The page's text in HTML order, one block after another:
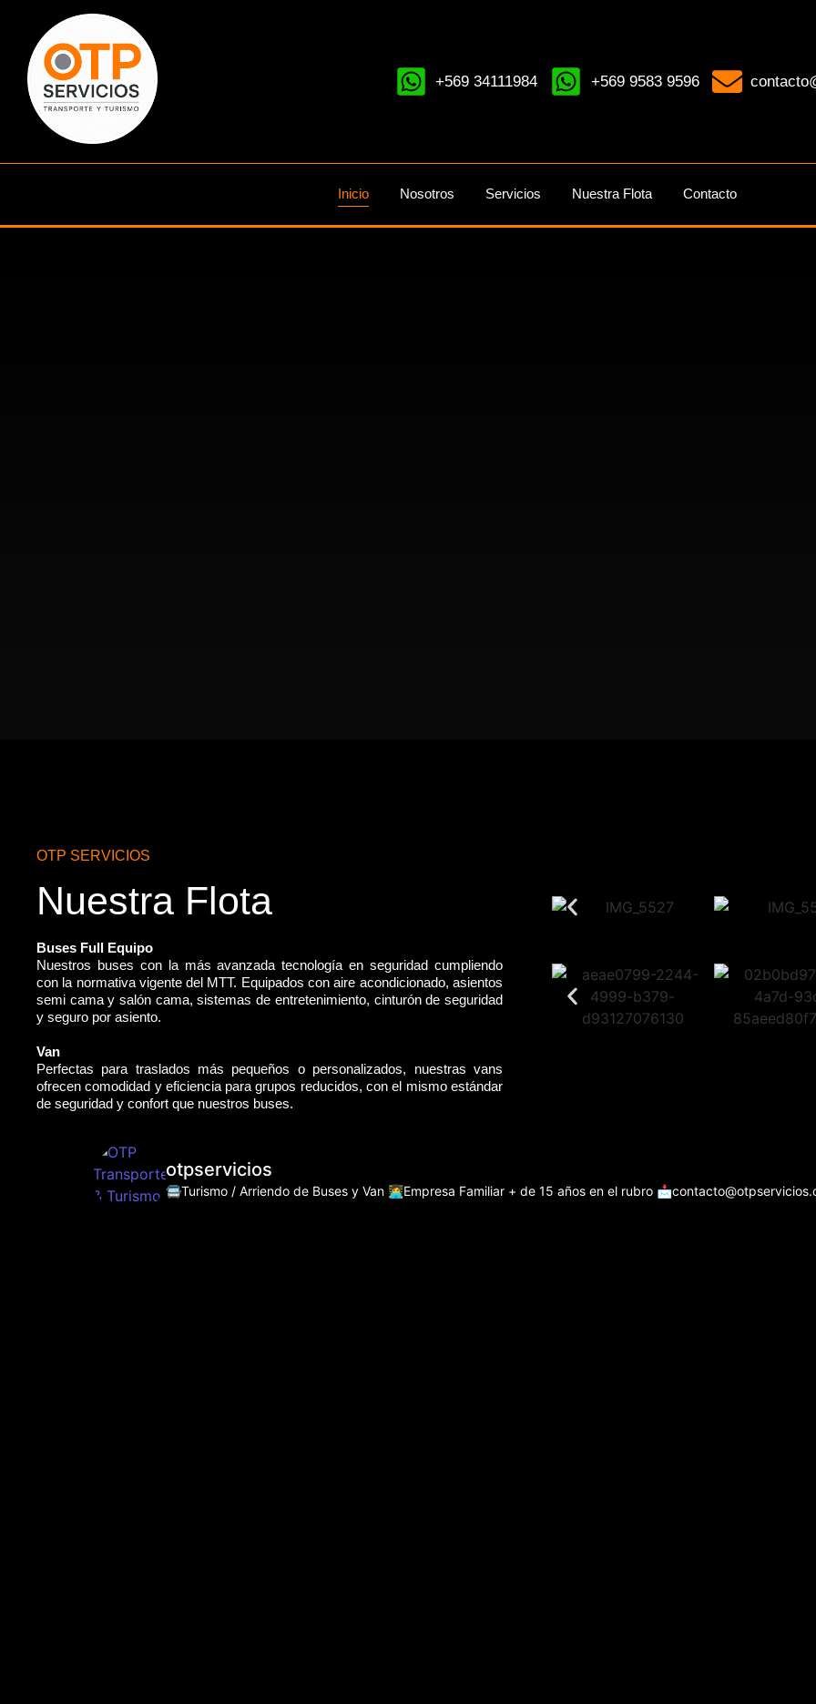
+569 34111984 +569 9583 9596
Inicio Nosotros Servicios Nuestra Flota Contacto
OTP SERVICIOS
Nuestra Flota
Buses Full Equipo
Nuestros buses con la más avanzada tecnología en seguridad cumpliendo
con la normativa vigente del MTT. Equipados con aire acondicionado, asientos
semi cama y salón cama, sistemas de entretenimiento, cinturón de seguridad
y seguro por asiento.
Van
Perfectas para traslados más pequeños o personalizados, nuestras vans
ofrecen comodidad y eficiencia para grupos reducidos, con el mismo estándar
de seguridad y confort que nuestros buses.
otpservicios
🚍Turismo / Arriendo de Buses y Van 👩‍💻Empresa Familiar + de 15 años en el rubro